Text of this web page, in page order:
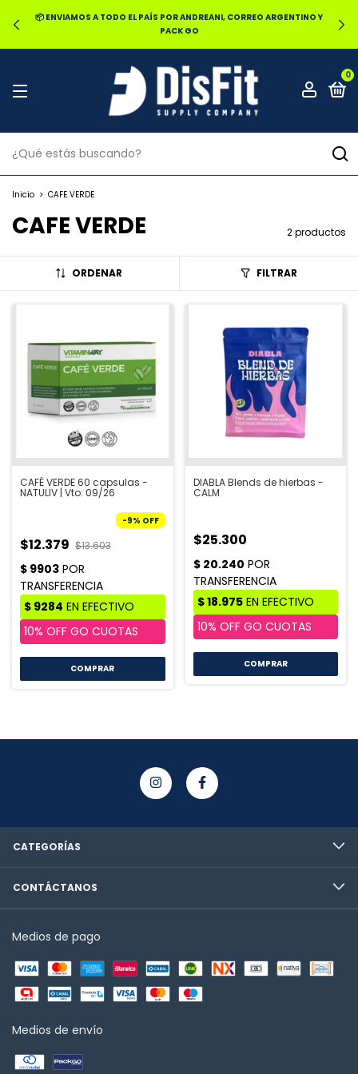
📦 ENVIAMOS A TODO EL PAÍS POR ANDREANI, CORREO ARGENTINO Y
PACK GO
0
Inicio > CAFE VERDE
CAFE VERDE 2 productos
ORDENAR FILTRAR
CAFÉ VERDE 60 capsulas -
NATULIV | Vto: 09/26
-9% OFF
$12.379 $13.603
DIABLA Blends de hierbas -
CALM
$25.300
CATEGORÍAS
CONTÁCTANOS
Medios de pago
Medios de envío